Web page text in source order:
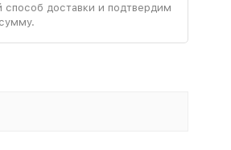
способ доставки и подтвердим